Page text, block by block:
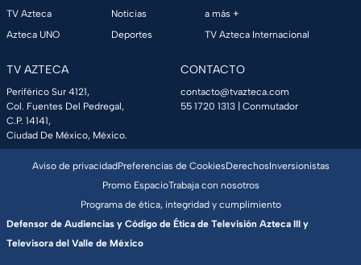
TV Azteca
Azteca UNO
Noticias
Deportes
a más +
TV Azteca Internacional
TV AZTECA
Periférico Sur 4121,
Col. Fuentes Del Pedregal,
C.P. 14141,
Ciudad De México, México.
CONTACTO
contacto@tvazteca.com
55 1720 1313 | Conmutador
Aviso de privacidadPreferencias de CookiesDerechosInversionistas
Promo EspacioTrabaja con nosotros
Programa de ética, integridad y cumplimiento
Defensor de Audiencias y Código de Ética de Televisión Azteca III y
Televisora del Valle de México